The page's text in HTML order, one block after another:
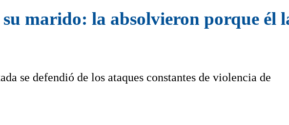
marido: la absolvieron porque él
se defendió de los ataques constantes de violencia de